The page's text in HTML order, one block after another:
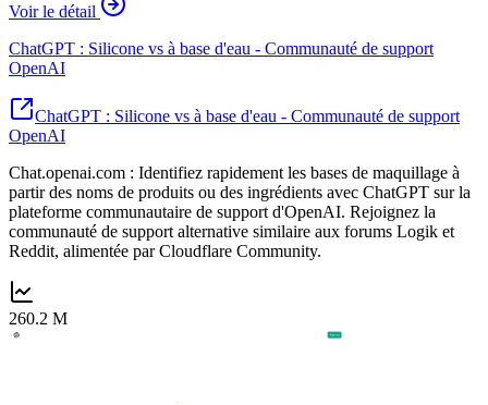
Voir le détail
ChatGPT : Silicone vs à base d'eau - Communauté de support
OpenAI
ChatGPT : Silicone vs à base d'eau - Communauté de support
OpenAI
Chat.openai.com : Identifiez rapidement les bases de maquillage à
partir des noms de produits ou des ingrédients avec ChatGPT sur la
plateforme communautaire de support d'OpenAI. Rejoignez la
communauté de support alternative similaire aux forums Logik et
Reddit, alimentée par Cloudflare Community.
260.2 M